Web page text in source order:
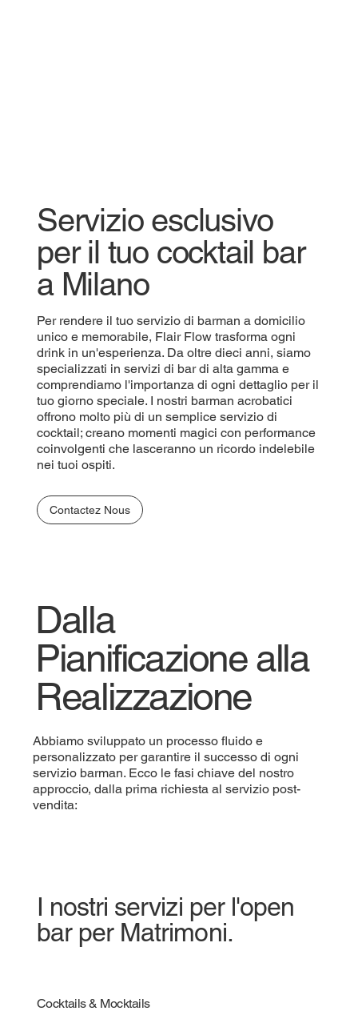
Servizio esclusivo
per il tuo cocktail bar
a Milano
Per rendere il tuo servizio di barman a domicilio
unico e memorabile, Flair Flow trasforma ogni
drink in un'esperienza. Da oltre dieci anni, siamo
specializzati in servizi di bar di alta gamma e
comprendiamo l'importanza di ogni dettaglio per il
tuo giorno speciale. I nostri barman acrobatici
offrono molto più di un semplice servizio di
cocktail; creano momenti magici con performance
coinvolgenti che lasceranno un ricordo indelebile
nei tuoi ospiti.
Contactez Nous
I nostri servizi per l'open
bar per Matrimoni.
Cocktails & Mocktails
Dalla
Pianificazione alla
Realizzazione
Abbiamo sviluppato un processo fluido e
personalizzato per garantire il successo di ogni
servizio barman. Ecco le fasi chiave del nostro
approccio, dalla prima richiesta al servizio post-
vendita: